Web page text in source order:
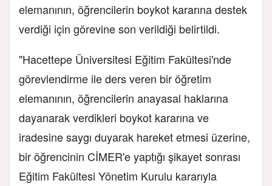
elemanının, öğrencilerin boykot kararına destek
verdiği için görevine son verildiği belirtildi.
"Hacettepe Üniversitesi Eğitim Fakültesi'nde
görevlendirme ile ders veren bir öğretim
elemanının, öğrencilerin anayasal haklarına
dayanarak verdikleri boykot kararına ve
iradesine saygı duyarak hareket etmesi üzerine,
bir öğrencinin CİMER'e yaptığı şikayet sonrası
Eğitim Fakültesi Yönetim Kurulu kararıyla